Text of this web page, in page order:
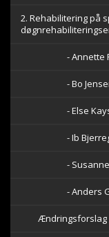
minutes,
44
seconds
2. Rehabilitering på
- Annette
- Bo
- Else
- Ib
-
- Anders
Ændringsforslag